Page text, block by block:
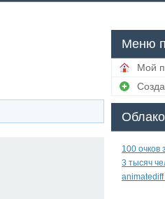
Меню
Мой
100 очков
3 тысяч